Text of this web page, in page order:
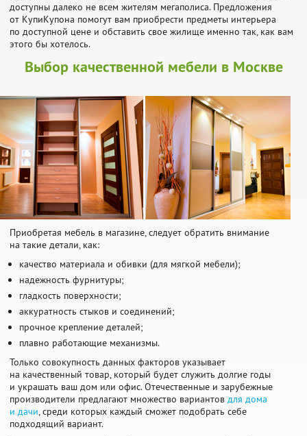
доступны далеко не всем жителям мегаполиса. Предложения
от КупиКупона помогут вам приобрести предметы интерьера
по доступной цене и обставить свое жилище именно так, как вам
этого бы хотелось.
Выбор качественной мебели в Москве
Приобретая мебель в магазине, следует обратить внимание
на такие детали, как:
качество материала и обивки (для мягкой мебели);
надежность фурнитуры;
гладкость поверхности;
аккуратность стыков и соединений;
прочное крепление деталей;
плавно работающие механизмы.
Только совокупность данных факторов указывает
на качественный товар, который будет служить долгие годы
и украшать ваш дом или офис. Отечественные и зарубежные
производители предлагают множество вариантов для дома
и дачи, среди которых каждый сможет подобрать себе
подходящий вариант.